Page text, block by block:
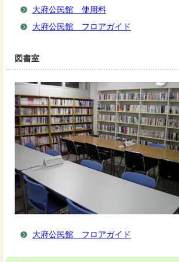
大府公民館 使用料
大府公民館 フロアガイド
図書室
大府公民館 フロアガイド